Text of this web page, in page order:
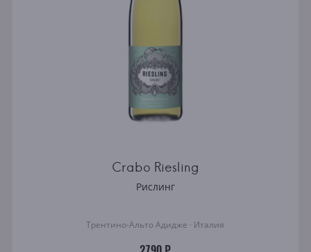
Crabo Riesling
Рислинг
Трентино-Альто Адидже · Италия